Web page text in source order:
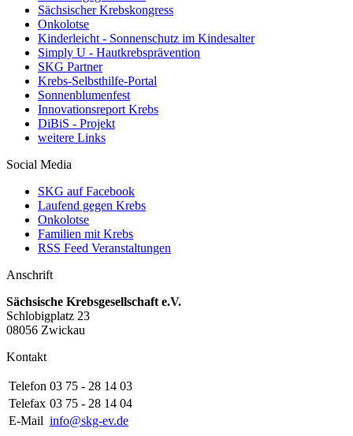
Sächsischer Krebskongress
Onkolotse
Kinderleicht - Sonnenschutz im Kindesalter
Simply U - Hautkrebsprävention
SKG Partner
Krebs-Selbsthilfe-Portal
Sonnenblumenfest
Innovationsreport Krebs
DiBiS - Projekt
weitere Links
Social Media
SKG auf Facebook
Laufend gegen Krebs
Onkolotse
Familien mit Krebs
RSS Feed Veranstaltungen
Anschrift
Sächsische Krebsgesellschaft e.V.
Schlobigplatz 23
08056 Zwickau
Kontakt
Telefon 03 75 - 28 14 03
Telefax 03 75 - 28 14 04
E-Mail info@skg-ev.de